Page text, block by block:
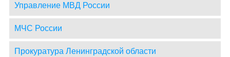
Управление МВД России
МЧС России
Прокуратура Ленинградской области